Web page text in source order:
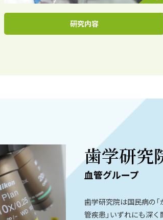
研究内容
歯学研究
血管グループ
歯学研究院は国民病の「
管疾患」いずれにも深く